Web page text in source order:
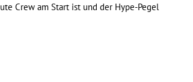
Crew am Start ist und der Hype-Pegel